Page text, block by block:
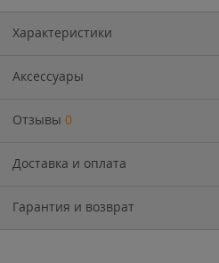
Характеристики
Аксессуары
Отзывы 0
Доставка и оплата
Гарантия и возврат